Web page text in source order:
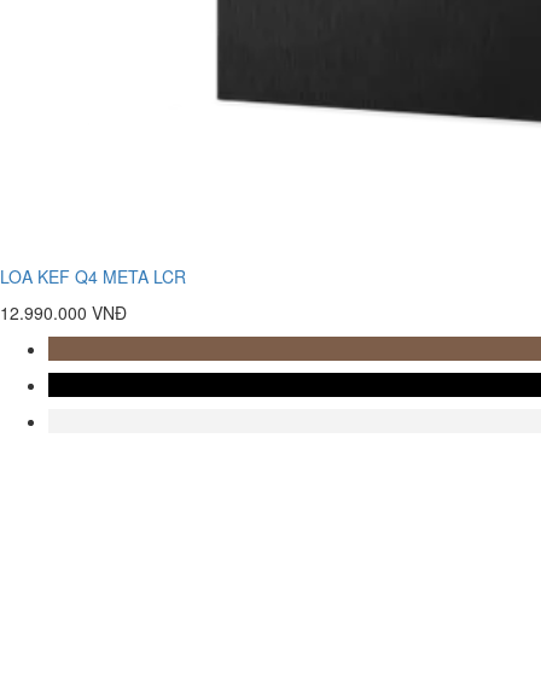
LOA KEF Q4 META LCR
12.990.000 VNĐ